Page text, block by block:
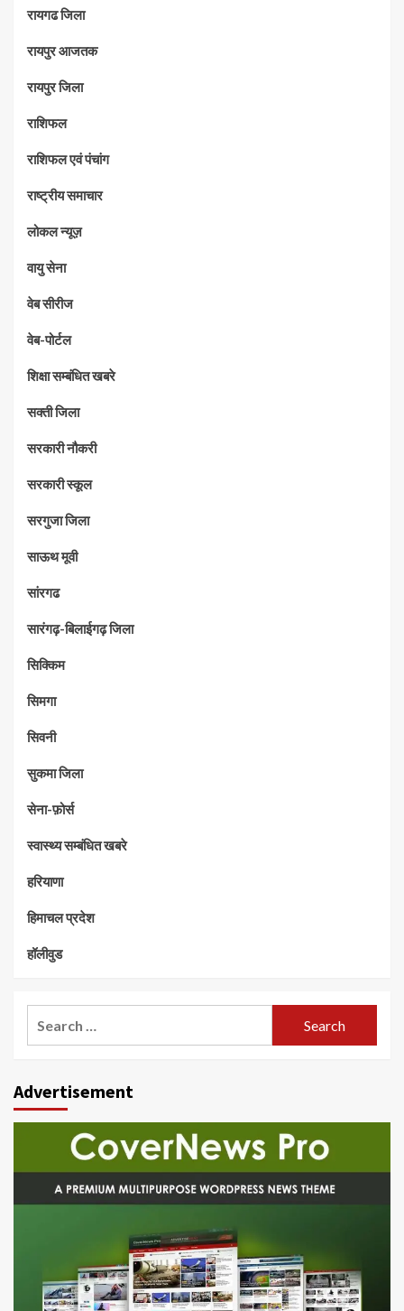
रायगढ जिला
रायपुर आजतक
रायपुर जिला
राशिफल
राशिफल एवं पंचांग
राष्ट्रीय समाचार
लोकल न्यूज़
वायु सेना
वेब सीरीज
वेब-पोर्टल
शिक्षा सम्बंधित खबरे
सक्ती जिला
सरकारी नौकरी
सरकारी स्कूल
सरगुजा जिला
साऊथ मूवी
सांरगढ
सारंगढ़-बिलाईगढ़ जिला
सिक्किम
सिमगा
सिवनी
सुकमा जिला
सेना-फ़ोर्स
स्वास्थ्य सम्बंधित खबरे
हरियाणा
हिमाचल प्रदेश
हॉलीवुड
Advertisement